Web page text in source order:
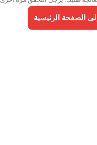
الصفحة الرئيسية